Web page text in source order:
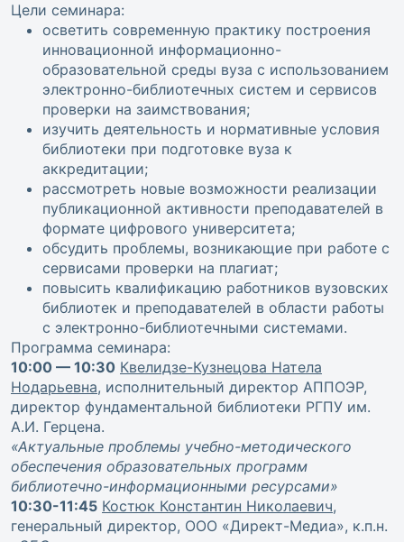
Цели семинара:
осветить современную практику построения
инновационной информационно-
образовательной среды вуза с использованием
электронно-библиотечных систем и сервисов
проверки на заимствования;
изучить деятельность и нормативные условия
библиотеки при подготовке вуза к
аккредитации;
рассмотреть новые возможности реализации
публикационной активности преподавателей в
формате цифрового университета;
обсудить проблемы, возникающие при работе с
сервисами проверки на плагиат;
повысить квалификацию работников вузовских
библиотек и преподавателей в области работы
с электронно-библиотечными системами.
Программа семинара:
10:00 — 10:30 Квелидзе-Кузнецова Натела
Нодарьевна, исполнительный директор АППОЭР,
директор фундаментальной библиотеки РГПУ им.
А.И. Герцена.
«Актуальные проблемы учебно-методического
обеспечения образовательных программ
библиотечно-информационными ресурсами»
10:30-11:45 Костюк Константин Николаевич,
генеральный директор, ООО «Директ-Медиа», к.п.н.